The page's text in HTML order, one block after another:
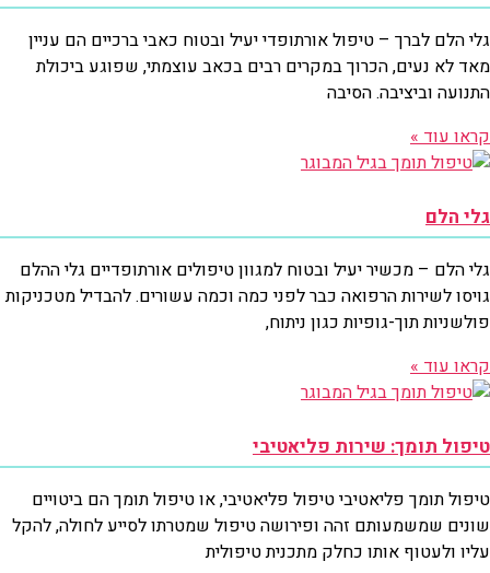
גלי הלם לברך – טיפול אורתופדי יעיל ובטוח כאבי ברכיים הם עניין
מאד לא נעים, הכרוך במקרים רבים בכאב עוצמתי, שפוגע ביכולת
התנועה וביציבה. הסיבה
קראו עוד »
גלי הלם
גלי הלם – מכשיר יעיל ובטוח למגוון טיפולים אורתופדיים גלי ההלם
גויסו לשירות הרפואה כבר לפני כמה וכמה עשורים. להבדיל מטכניקות
פולשניות תוך-גופיות כגון ניתוח,
קראו עוד »
טיפול תומך: שירות פליאטיבי
טיפול תומך פליאטיבי טיפול פליאטיבי, או טיפול תומך הם ביטויים
שונים שמשמעותם זהה ופירושה טיפול שמטרתו לסייע לחולה, להקל
עליו ולעטוף אותו כחלק מתכנית טיפולית